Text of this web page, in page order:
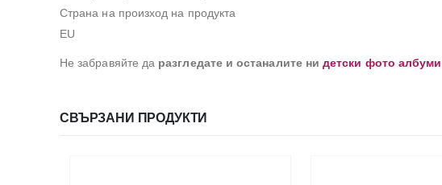
Страна на произход на продукта
EU
Не забравяйте да разгледате и останалите нидетски фото албуми
СВЪРЗАНИ ПРОДУКТИ